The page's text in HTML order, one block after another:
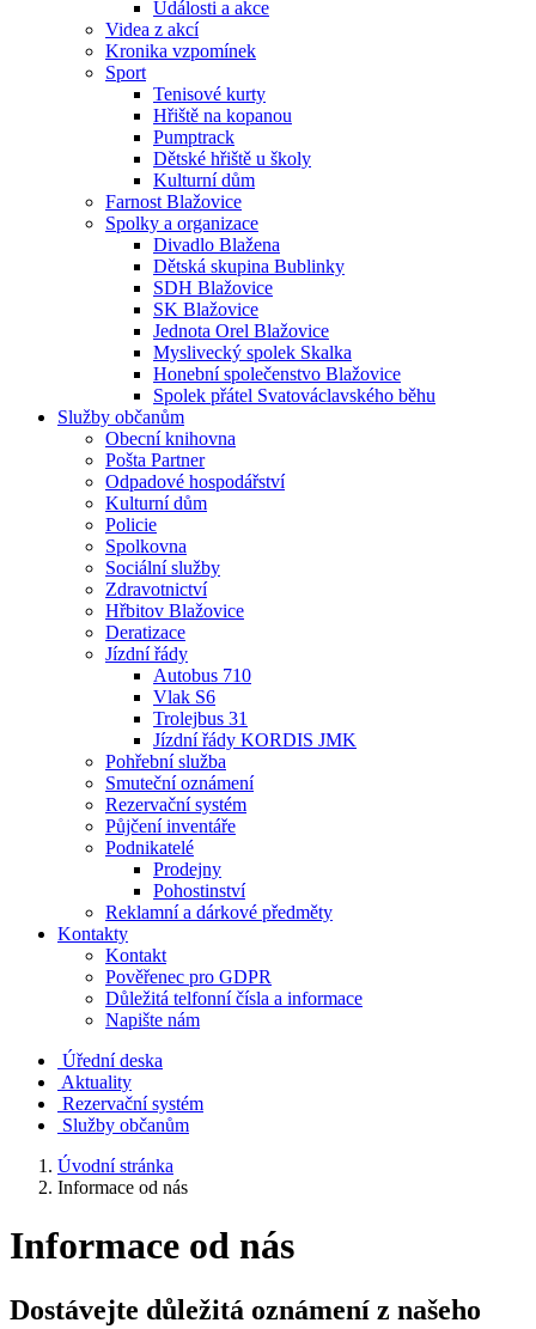
Události a akce
Videa z akcí
Kronika vzpomínek
Sport
Tenisové kurty
Hřiště na kopanou
Pumptrack
Dětské hřiště u školy
Kulturní dům
Farnost Blažovice
Spolky a organizace
Divadlo Blažena
Dětská skupina Bublinky
SDH Blažovice
SK Blažovice
Jednota Orel Blažovice
Myslivecký spolek Skalka
Honební společenstvo Blažovice
Spolek přátel Svatováclavského běhu
Služby občanům
Obecní knihovna
Pošta Partner
Odpadové hospodářství
Kulturní dům
Policie
Spolkovna
Sociální služby
Zdravotnictví
Hřbitov Blažovice
Deratizace
Jízdní řády
Autobus 710
Vlak S6
Trolejbus 31
Jízdní řády KORDIS JMK
Pohřební služba
Smuteční oznámení
Rezervační systém
Půjčení inventáře
Podnikatelé
Prodejny
Pohostinství
Reklamní a dárkové předměty
Kontakty
Kontakt
Pověřenec pro GDPR
Důležitá telfonní čísla a informace
Napište nám
Úřední deska
Aktuality
Rezervační systém
Služby občanům
Úvodní stránka
Informace od nás
Informace od nás
Dostávejte důležitá oznámení z našeho